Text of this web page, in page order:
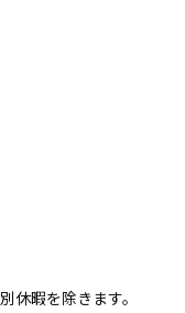
暇を除きます。